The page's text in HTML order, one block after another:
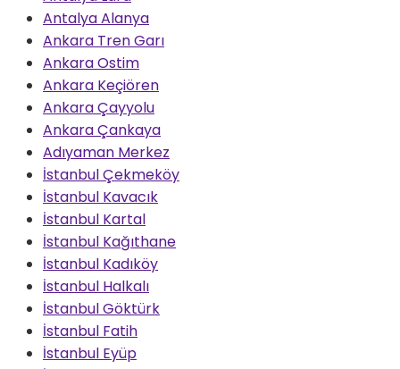
Antalya Alanya
Ankara Tren Garı
Ankara Ostim
Ankara Keçiören
Ankara Çayyolu
Ankara Çankaya
Adıyaman Merkez
İstanbul Çekmeköy
İstanbul Kavacık
İstanbul Kartal
İstanbul Kağıthane
İstanbul Kadıköy
İstanbul Halkalı
İstanbul Göktürk
İstanbul Fatih
İstanbul Eyüp